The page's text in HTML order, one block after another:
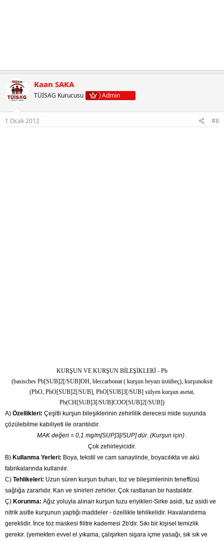
Kaan SAKA
TÜİSAG Kurucusu Admin
1 Ocak 2012 #8
KURŞUN VE KURŞUN BİLEŞİKLERİ - Pb
(basisches Pb[SUB]2[/SUB]OH, bleccarbonat ( kurşun beyazı üstübeç), kurşunoksit
(PbO, PbO[SUB]2[/SUB], PbO[SUB]3[/SUB] sülyen kurşun asetat,
Pb(CH[SUB]3[/SUB]COO[SUB]2[/SUB])
A) Özellikleri: Çeşitli kurşun bileşiklerinin zehirlilik derecesi mide suyunda
çözülebilme kabiliyeti ile orantılıdır.
MAK değeri = 0,1 mg/m[SUP]3[/SUP] dür. (Kurşun için) .
Çok zehirleyicidir.
B) Kullanma Yerleri: Boya, tekstil ve cam sanayiinde, boyacılıkta ve akü
fabrikalarında kullanılır.
C) Tehlikeleri: Uzun süren kurşun buharı, toz ve bileşimlerinin teneffüsü
sağlığa zararlıdır. Kan ve sinirleri zehirler. Çok rastlanan bir hastalıktır.
Ç) Korunma: Ağız yoluyla alınan kurşun tuzu eriyikleri-Sirke asidi, tuz asidi ve
nitrik asitle kurşunun yaptığı maddeler - özellikle tehlikelidir. Havalandırma
gereklidir. İnce toz maskesi filitre kademesi 2b'dir. Sıkı bir kişisel temizlik
gerekir. (yemekten evvel el yıkama, çalışırken sigara içme yasağı, sık sık ve